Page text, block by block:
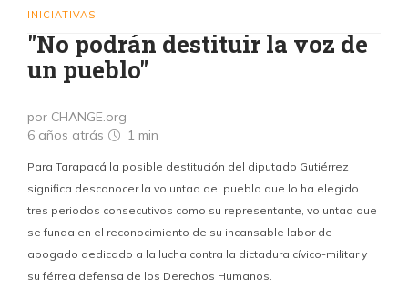
INICIATIVAS
"No podrán destituir la voz de
un pueblo"
por CHANGE.org
6 años atrás
1 min
Para Tarapacá la posible destitución del diputado Gutiérrez
significa desconocer la voluntad del pueblo que lo ha elegido
tres periodos consecutivos como su representante, voluntad que
se funda en el reconocimiento de su incansable labor de
abogado dedicado a la lucha contra la dictadura cívico-militar y
su férrea defensa de los Derechos Humanos.